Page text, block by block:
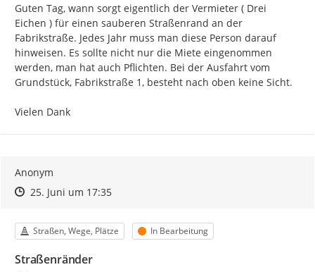
Guten Tag, wann sorgt eigentlich der Vermieter ( Drei
Eichen ) für einen sauberen Straßenrand an der
Fabrikstraße. Jedes Jahr muss man diese Person darauf
hinweisen. Es sollte nicht nur die Miete eingenommen
werden, man hat auch Pflichten. Bei der Ausfahrt vom
Grundstück, Fabrikstraße 1, besteht nach oben keine Sicht.
Vielen Dank
Anonym
Zeitpunkt des Erstellens
Zeitpunkt des Erstellens
25. Juni um 17:35Zur Äußerung
Kategorie
Straßen, Wege, Plätze Status
In Bearbeitung
Straßenränder